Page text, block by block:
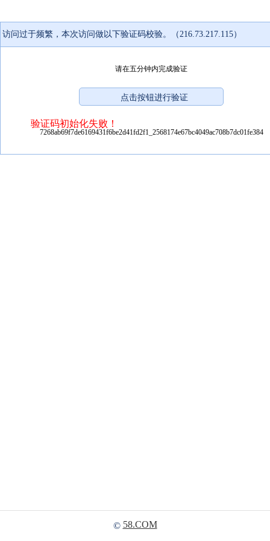
访问过于频繁，本次访问做以下验证码校验。（216.73.217.115）
请在五分钟内完成验证
验证码初始化失败！
7268ab69f7de6169431f6be2d41fd2f1_2568174e67bc4049ac708b7dc01fe384
© 58.COM